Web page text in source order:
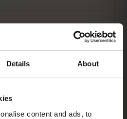
Details About
content and ads, to
·태블릿 연결까지.
무제한